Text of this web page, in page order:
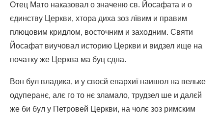
Отец Мато наказовал о значеню св. Йосафата и о
єдинству Церкви, хтора диха зоз лївим и правим
плюцовим кридлом, восточним и заходним. Святи
Йосафат виучовал историю Церкви и видзел ище на
початку же Церква ма буц єдна.
Вон бул владика, и у своєй епархиї наишол на вельке
одуперанє, алє го то нє зламало, трудзел ше и далєй
же би бул у Петровей Церкви, на чолє зоз римским